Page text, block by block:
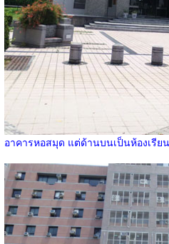
อาคารหอสมุด แต่ด้านบนเป็นห้องเรีย